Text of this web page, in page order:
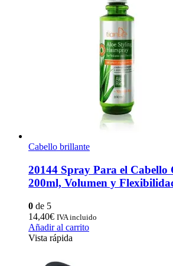
Cabello brillante
20144 Spray Para el Cabello
200ml, Volumen y
0 de 5
14,40€ IVA incluido
Añadir al carrito
Vista rápida